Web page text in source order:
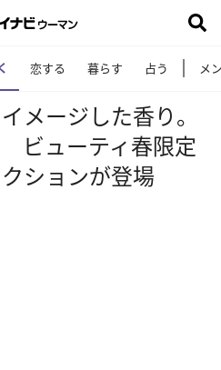
恋する 暮らす 占う メ
メージした香り。
ビューティ春限定
ションが登場